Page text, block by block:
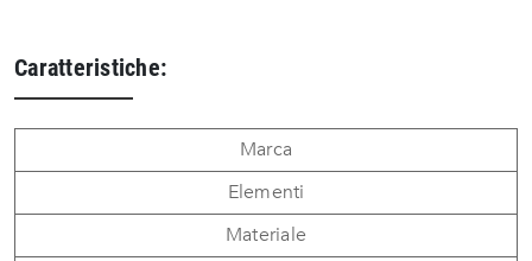
Caratteristiche:
Marca
Elementi
Materiale